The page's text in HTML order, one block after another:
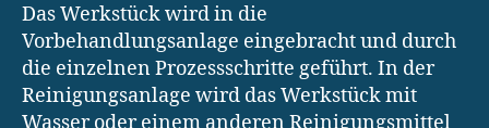
Das Werkstück wird in die
Vorbehandlungsanlage eingebracht und durch
die einzelnen Prozessschritte geführt. In der
Reinigungsanlage wird das Werkstück mit